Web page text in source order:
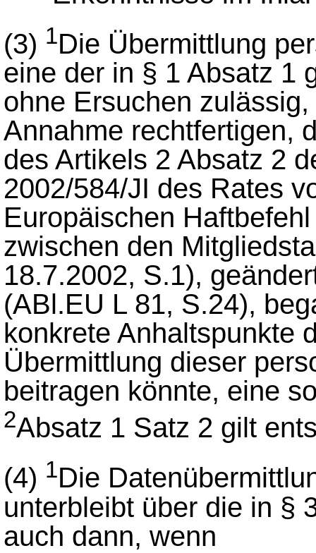
(3) 1Die Übermittlung
eine der in § 1 Absatz 1
ohne Ersuchen
Annahme rechtfertigen,
des Artikels 2 Absatz 2
2002/584/JI des Rates
Europäischen
zwischen den
18.7.2002, S.1),
(ABl.EU L 81, S.24),
konkrete Anhaltspunkte
Übermittlung dieser
beitragen könnte, eine
2Absatz 1 Satz 2 gilt
(4) 1Die
unterbleibt über die in §
auch dann, wenn